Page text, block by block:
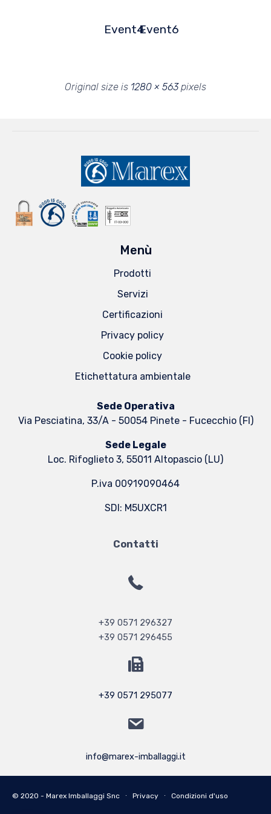
Event4Event6
Original size is 1280 × 563pixels
Menù
Prodotti
Servizi
Certificazioni
Privacy policy
Cookie policy
Etichettatura ambientale
Sede Operativa
Via Pesciatina, 33/A - 50054 Pinete - Fucecchio (FI)
Sede Legale
Loc. Rifoglieto 3, 55011 Altopascio (LU)
P.iva 00919090464
SDI: M5UXCR1
Contatti
+39 0571 296327
+39 0571 296455
+39 0571 295077
info@marex-imballaggi.it
© 2020 - Marex Imballaggi Snc ∙ Privacy ∙ Condizioni d'uso